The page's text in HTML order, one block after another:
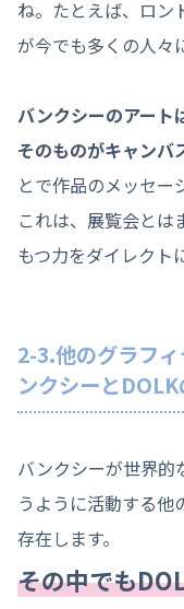
ね。たとえば、ロン
が今でも多くの人々
バンクシーのアート
そのものがキャンバ
とで作品のメッセー
これは、展覧会とは
もつ力をダイレクト
2-3.他のグラフ
ンクシーと
バンクシーが世界的
うように活動する他
存在します。
その中でも